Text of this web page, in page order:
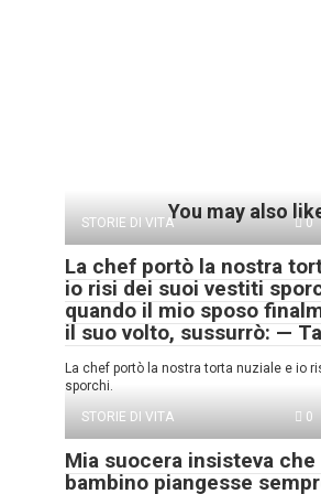
You may also
STORIE DI VITA 0
La chef portò la nostra
io risi dei suoi vestiti
quando il mio sposo
il suo volto, sussurrò: —
La chef portò la nostra torta nuziale e io
sporchi.
STORIE DI VITA
0
Mia suocera insisteva
bambino piangesse